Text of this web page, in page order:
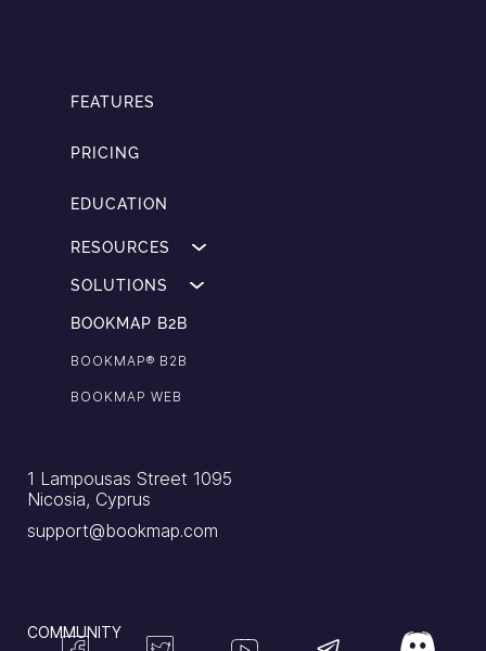
FEATURES
PRICING
EDUCATION
RESOURCES
SOLUTIONS
BOOKMAP B2B
BOOKMAP®️ B2B
BOOKMAP WEB
1 Lampousas Street 1095
Nicosia, Cyprus
support@bookmap.com
COMMUNITY